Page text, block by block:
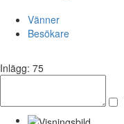
Vänner
Besökare
Inlägg: 75